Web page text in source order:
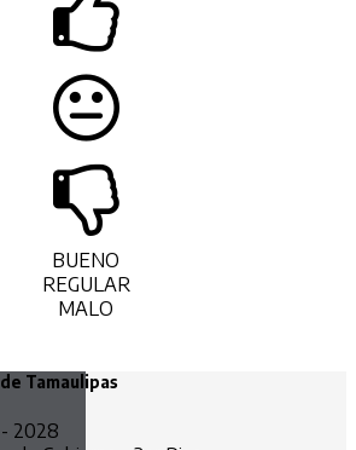
BUENO
REGULAR
MALO
Tamaulipas
2028